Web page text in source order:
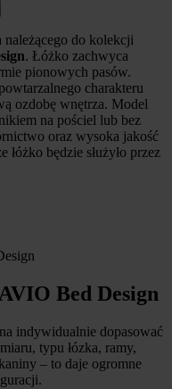
należącego do kolekcji
. Łóżko zachwyca
pionowych pasów.
charakteru
ozdobę wnętrza. Model
na pościel lub bez
oraz wysoka jakość
łóżko będzie służyło przez
Bed Design
indywidualnie dopasować
typu łózka, ramy,
– to daje ogromne